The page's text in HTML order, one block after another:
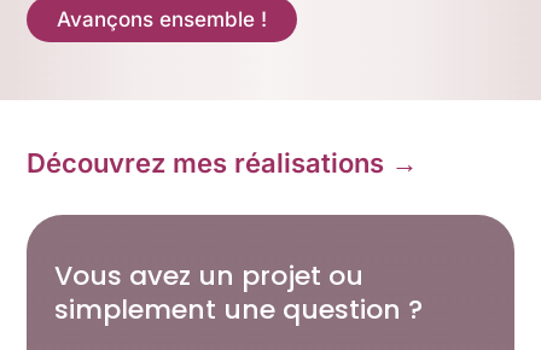
Avançons ensemble !
Découvrez mes réalisations →
Vous avez un projet ou
simplement une question ?